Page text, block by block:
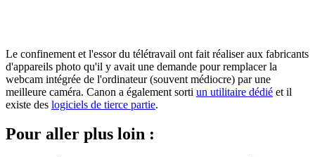
Le confinement et l'essor du télétravail ont fait réaliser aux fabricants
d'appareils photo qu'il y avait une demande pour remplacer la
webcam intégrée de l'ordinateur (souvent médiocre) par une
meilleure caméra. Canon a également sorti un utilitaire dédié et il
existe des logiciels de tierce partie.
Pour aller plus loin :